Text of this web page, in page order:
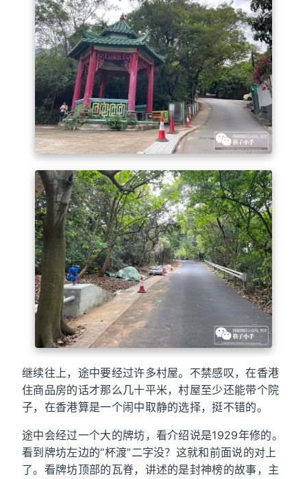
继续往上，途中要经过许多村屋。不禁感叹，在香港
住商品房的话才那么几十平米，村屋至少还能带个院
子，在香港算是一个闹中取静的选择，挺不错的。
途中会经过一个大的牌坊，看介绍说是1929年修的。
看到牌坊左边的“杯渡”二字没？这就和前面说的对上
了。看牌坊顶部的瓦脊，讲述的是封神榜的故事，主